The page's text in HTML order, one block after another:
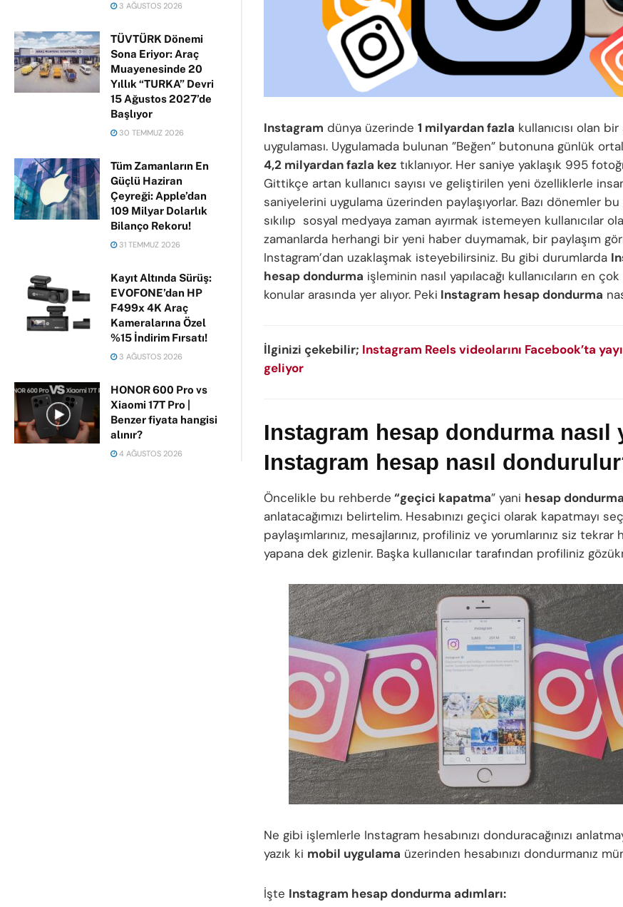
3 AĞUSTOS 2026
TÜVTÜRK Dönemi
Sona Eriyor: Araç
Muayenesinde 20
Yıllık “TURKA” Devri
15 Ağustos 2027’de
Başlıyor
30 TEMMUZ 2026
Tüm Zamanların En
Güçlü Haziran
Çeyreği: Apple’dan
109 Milyar Dolarlık
Bilanço Rekoru!
31 TEMMUZ 2026
Kayıt Altında Sürüş:
EVOFONE’dan HP
F499x 4K Araç
Kameralarına Özel
%15 İndirim Fırsatı!
3 AĞUSTOS 2026
HONOR 600 Pro vs
Xiaomi 17T Pro |
Benzer fiyata hangisi
alınır?
4 AĞUSTOS 2026
Instagram dünya üzerinde 1 milyardan fazla kullanıcısı olan
uygulaması. Uygulamada bulunan ”Beğen” butonuna günlük
4,2 milyardan fazla kez tıklanıyor. Her saniye yaklaşık 995
Gittikçe artan kullanıcı sayısı ve geliştirilen yeni özelliklerle
saniyelerini uygulama üzerinden paylaşıyorlar. Bazı dönemler
sıkılıp sosyal medyaya zaman ayırmak istemeyen kullanıcılar
zamanlarda herhangi bir yeni haber duymamak, bir paylaşım
Instagram’dan uzaklaşmak isteyebilirsiniz. Bu gibi durumlarda
hesap dondurma işleminin nasıl yapılacağı kullanıcıların en
konular arasında yer alıyor. Peki Instagram hesap dondurma
İlginizi çekebilir; Instagram Reels videolarını Facebook’ta
geliyor
Instagram hesap dondurma nasıl
Instagram hesap nasıl
Öncelikle bu rehberde “geçici kapatma” yani hesap dondurma
anlatacağımızı belirtelim. Hesabınızı geçici olarak kapatmayı
paylaşımlarınız, mesajlarınız, profiliniz ve yorumlarınız siz tekrar
yapana dek gizlenir. Başka kullanıcılar tarafından profiliniz
Ne gibi işlemlerle Instagram hesabınızı donduracağınızı
yazık ki mobil uygulama üzerinden hesabınızı dondurmanız
İşte Instagram hesap dondurma adımları: